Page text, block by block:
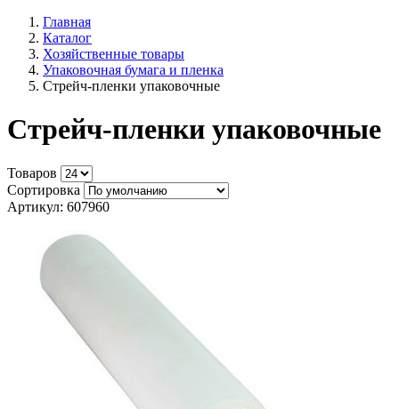
Главная
Каталог
Хозяйственные товары
Упаковочная бумага и пленка
Стрейч-пленки упаковочные
Стрейч-пленки упаковочные
Товаров
Сортировка
Артикул: 607960